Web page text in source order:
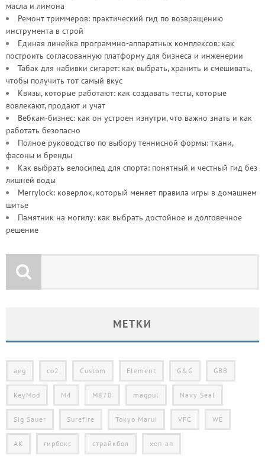
масла и лимона
Ремонт триммеров: практический гид по возвращению
инструмента в строй
Единая линейка программно-аппаратных комплексов: как
построить согласованную платформу для бизнеса и инженерии
Табак для набивки сигарет: как выбрать, хранить и смешивать,
чтобы получить тот самый вкус
Квизы, которые работают: как создавать тесты, которые
вовлекают, продают и учат
Вебкам-бизнес: как он устроен изнутри, что важно знать и как
работать безопасно
Полное руководство по выбору теннисной формы: ткани,
фасоны и бренды
Как выбрать велосипед для спорта: понятный и честный гид без
лишней воды
Merrylock: коверлок, который меняет правила игры в домашнем
шитье
Памятник на могилу: как выбрать достойное и долговечное
решение
МЕТКИ
aeg co2 Custom Element G&G GBB
KeyMod M4 M870 magpul Navy Seal
Sig Sauer Surefire Tokyo Marui VFC WE
АК гирбокс страйкбол хоп-ап